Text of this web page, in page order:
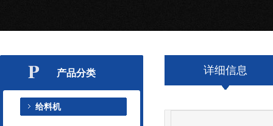
产品分类
给料机
详细信息